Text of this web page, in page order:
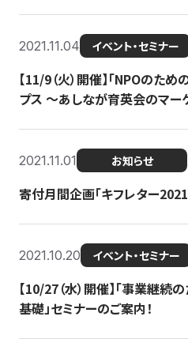
2021.11.04 イベント・セミナー
【11/9（火）開催】「NPOのた
プス 〜あしなが育英会のマー
2021.11.01 お知らせ
寄付月間企画「キフレター
2021.10.20 イベント・セミナー
【10/27（水）開催】「事業継続
基礎」セミナーのご案内！